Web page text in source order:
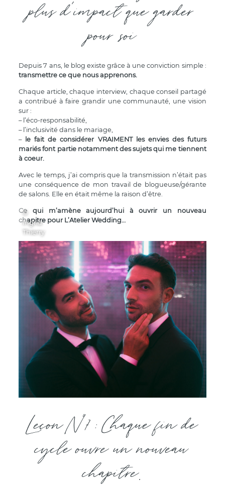
plus d'impact que garder
pour soi
Depuis 7 ans, le blog existe grâce à une conviction simple :
transmettre ce que nous apprenons.
Chaque article, chaque interview, chaque conseil partagé
a contribué à faire grandir une communauté, une vision
sur :
– l’éco-responsabilité,
– l’inclusivité dans le mariage,
– le fait de considérer VRAIMENT les envies des futurs
mariés font partie notamment des sujets qui me tiennent
à coeur.
Avec le temps, j’ai compris que la transmission n’était pas
une conséquence de mon travail de blogueuse/gérante
de salons. Elle en était même la raison d’être.
Ce qui m’amène aujourd’hui à ouvrir un nouveau
chapitre pour L’Atelier Wedding…
©
Ingrid
Thierry
Leçon N°7 : Chaque fin de
cycle ouvre un nouveau
chapitre.